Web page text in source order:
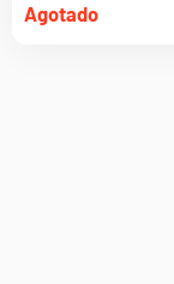
Agotado